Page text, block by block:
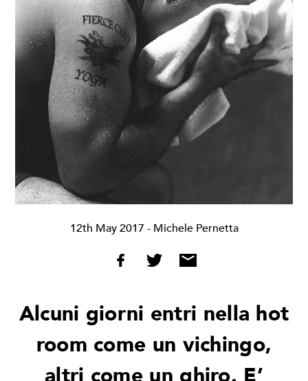
12th May 2017 - Michele Pernetta
Alcuni giorni entri nella hot
room come un vichingo,